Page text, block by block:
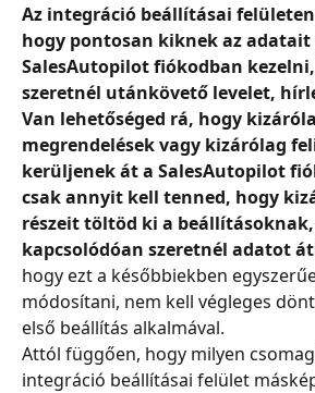
Az integráció beállításai
hogy pontosan kiknek az adatait
SalesAutopilot fiókodban
szeretnél utánkövető levelet,
Van lehetőséged rá, hogy
megrendelések vagy kizárólag
kerüljenek át a SalesAutopilot
csak annyit kell tenned, hogy
részeit töltöd ki a
kapcsolódóan szeretnél adatot
hogy ezt a későbbiekben
módosítani, nem kell végleges
első beállítás alkalmával.
Attól függően, hogy milyen
integráció beállításai felület